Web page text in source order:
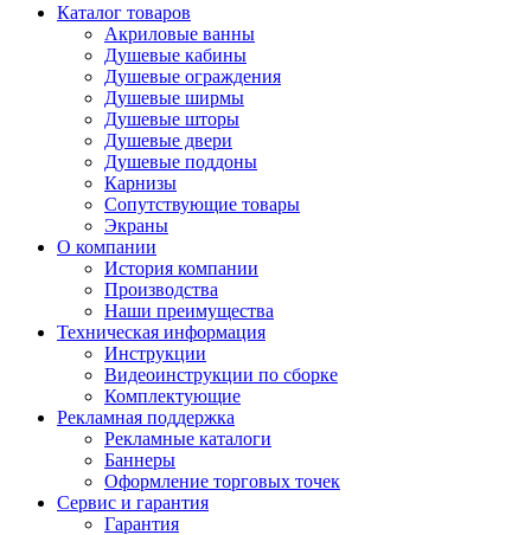
Каталог товаров
Акриловые ванны
Душевые кабины
Душевые ограждения
Душевые ширмы
Душевые шторы
Душевые двери
Душевые поддоны
Карнизы
Сопутствующие товары
Экраны
О компании
История компании
Производства
Наши преимущества
Техническая информация
Инструкции
Видеоинструкции по сборке
Комплектующие
Рекламная поддержка
Рекламные каталоги
Баннеры
Оформление торговых точек
Сервис и гарантия
Гарантия